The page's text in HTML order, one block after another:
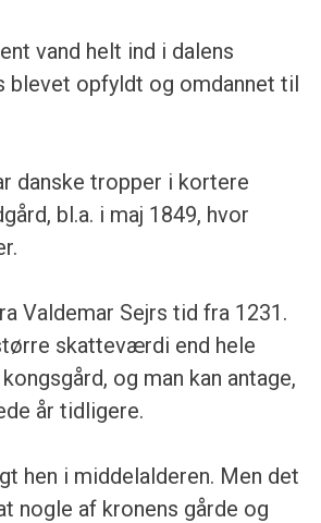
vand helt ind i dalens
blevet opfyldt og omdannet til
danske tropper i kortere
bl.a. i maj 1849, hvor
Valdemar Sejrs tid fra 1231.
skatteværdi end hele
og man kan antage,
år tidligere.
hen i middelalderen. Men det
nogle af kronens gårde og